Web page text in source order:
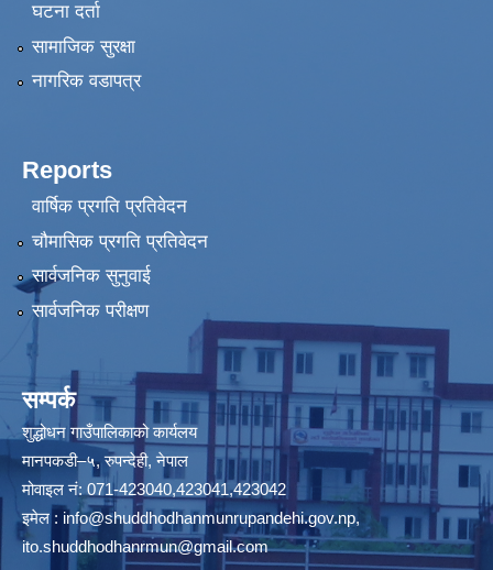
घटना दर्ता
सामाजिक सुरक्षा
नागरिक वडापत्र
Reports
वार्षिक प्रगति प्रतिवेदन
चौमासिक प्रगति प्रतिवेदन
सार्वजनिक सुनुवाई
सार्वजनिक परीक्षण
सम्पर्क
शुद्धोधन गाउँपालिकाको कार्यलय
मानपकडी–५, रुपन्देही, नेपाल
मोवाइल नं: 071-423040,423041,423042
इमेल : info@shuddhodhanmunrupandehi.gov.np,
ito.shuddhodhanrmun@gmail.com